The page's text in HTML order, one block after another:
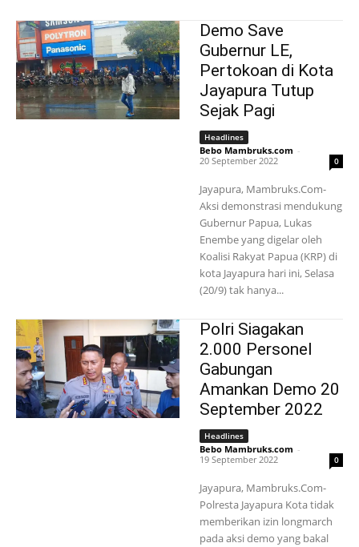
Demo Save
Gubernur LE,
Pertokoan di Kota
Jayapura Tutup
Sejak Pagi
Headlines
Bebo Mambruks.com -
20 September 2022
0
Jayapura, Mambruks.Com-
Aksi demonstrasi mendukung
Gubernur Papua, Lukas
Enembe yang digelar oleh
Koalisi Rakyat Papua (KRP) di
kota Jayapura hari ini, Selasa
(20/9) tak hanya...
Polri Siagakan
2.000 Personel
Gabungan
Amankan Demo 20
September 2022
Headlines
Bebo Mambruks.com -
19 September 2022
0
Jayapura, Mambruks.Com-
Polresta Jayapura Kota tidak
memberikan izin longmarch
pada aksi demo yang bakal